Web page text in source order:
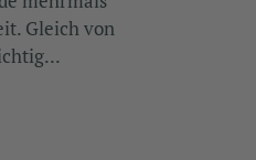
Gleich von